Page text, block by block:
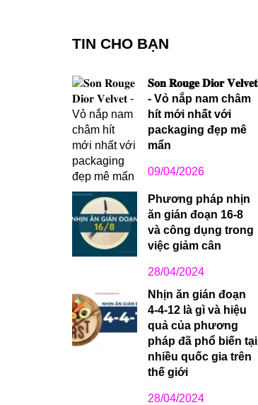
TIN CHO BẠN
𝐒𝐨𝐧 𝐑𝐨𝐮𝐠𝐞 𝐃𝐢𝐨𝐫 𝐕𝐞𝐥𝐯𝐞𝐭
- Vỏ nắp nam châm
hít mới nhất với
packaging đẹp mê
mẩn
09/04/2026
Phương pháp nhịn
ăn gián đoạn 16-8
và công dụng trong
việc giảm cân
28/04/2024
Nhịn ăn gián đoạn
4-4-12 là gì và hiệu
quả của phương
pháp đã phổ biến tại
nhiều quốc gia trên
thế giới
28/04/2024